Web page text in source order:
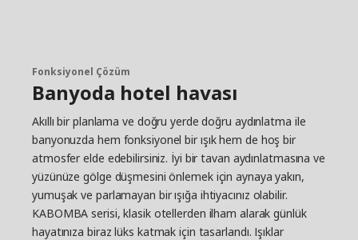
veya yaptığınız işe göre parlaklığı kolayca
ayarlayabilirsiniz. Banyoda aydınlatma sadece bir
kişisel bir tarz yaratmak için de kullanabilirsiniz.
"Klasik otellerden ilham aldık ve KABOMBA'nın
biraz günlük lükse katkıda bulunmasını istiyoruz.
Işık yandığında, gevşeyip dış dünyayı bir süreliğine
beklemeye alabileceğinizi umuyoruz."
Fonksiyonel Çözüm
Banyoda hotel havası
Akıllı bir planlama ve doğru yerde doğru aydınlatma ile
banyonuzda hem fonksiyonel bir ışık hem de hoş bir
atmosfer elde edebilirsiniz. İyi bir tavan aydınlatmasına ve
yüzünüze gölge düşmesini önlemek için aynaya yakın,
yumuşak ve parlamayan bir ışığa ihtiyacınız olabilir.
KABOMBA serisi, klasik otellerden ilham alarak günlük
hayatınıza biraz lüks katmak için tasarlandı. Işıklar